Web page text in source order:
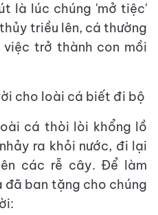
là lúc chúng 'mở tiệc'
triều lên, cá thường
trở thành con mồi
cho loài cá biết đi bộ
cá thòi lòi khổng lồ
ra khỏi nước, đi lại
các rễ cây. Để làm
ban tặng cho chúng